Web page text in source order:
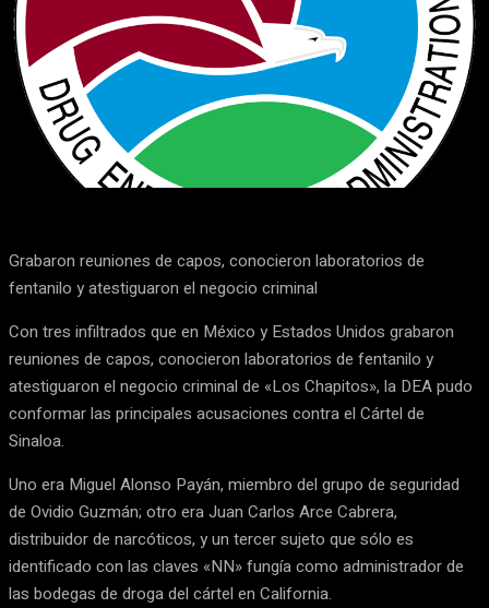
Facebook Pinterest WhatsApp
Grabaron reuniones de capos, conocieron laboratorios de
fentanilo y atestiguaron el negocio criminal
Con tres infiltrados que en México y Estados Unidos grabaron
reuniones de capos, conocieron laboratorios de fentanilo y
atestiguaron el negocio criminal de «Los Chapitos», la DEA pudo
conformar las principales acusaciones contra el Cártel de
Sinaloa.
Uno era Miguel Alonso Payán, miembro del grupo de seguridad
de Ovidio Guzmán; otro era Juan Carlos Arce Cabrera,
distribuidor de narcóticos, y un tercer sujeto que sólo es
identificado con las claves «NN» fungía como administrador de
las bodegas de droga del cártel en California.